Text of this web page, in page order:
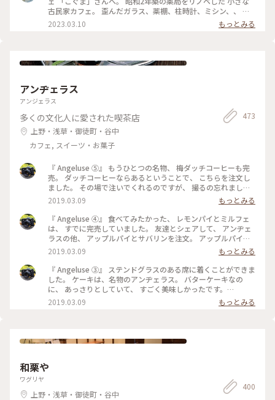
したいと思います🧸💕 #こぐま #古民家カフェ #レトロ #もと
薬局 #ランチ #スイーツ食べてないよ #私のことりっぷ旅 #レ
トロな街 #ひとりカフェ部
古民家カフェ。 歪んだガラス、薬棚、柱時計、ミシン、、 古
いものと、学校の机と椅子などなど… なんともノスタルジック
な店内で あんみつ玉と ジャスミン茶、 ショコラと珈琲のタル
た。 #心は春色#東向島#こぐま#古民家カフェ#東京カフェ#ゆ
2023.03.10 もっとみる
アンヂェラス
アンジェラス
多くの文化人に愛された喫茶店
上野・浅草・御徒町・谷中
カフェ, スイーツ・お菓子
473
『 Angeluse ⑤』 もうひとつの名物、 梅ダッチコーヒーも完
売。 ダッチコーヒーならあるということで、 こちらを注文し
ました。 その場で注いでくれるのですが、 撮るの忘れました
😅 美味しくいただきました。 最初で最後の訪問になりました
が、 本当に行くことが出来てよかったです。 #angeluse#アン
ヂェラス#浅草カフェ#ダッチコーヒー
2019.03.09
もっとみる
『 Angeluse ④』 食べてみたかった、 レモンパイとミルフェ
は、 すでに完売していました。 友達とシェアして、 アンヂェ
ラスの他、 アップルパイとサバリンを注文。 アップルパイ
は、みっちり。 サバリンは、しみしみでした。 #angeluse#ア
ンヂェラス#浅草カフェ#ケーキ#アップルパイ#サバリン
2019.03.09
もっとみる
『 Angeluse ③』 ステンドグラスのある席に着くことができま
した。 ケーキは、名物のアンヂェラス。 バターケーキなの
に、 あっさりとしていて、 すごく美味しかったです。
#angeluse#アンヂェラス#浅草カフェ#ケーキ#おやつ
2019.03.09 もっとみる
和栗や
ワグリヤ
上野・浅草・御徒町・谷中
400